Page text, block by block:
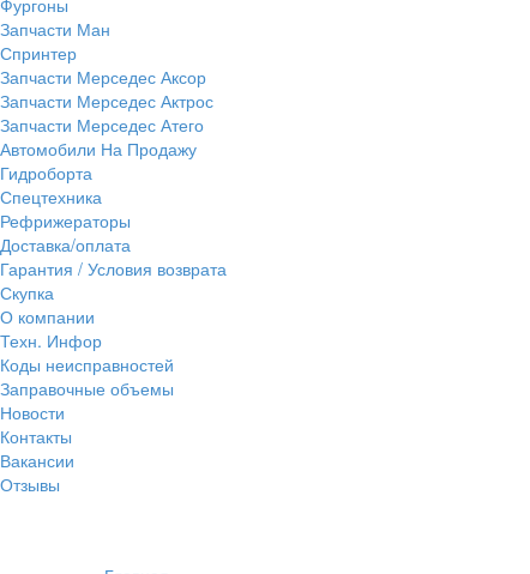
Запчасти Ман
Спринтер
Запчасти Мерседес Аксор
Запчасти Мерседес Актрос
Запчасти Мерседес Атего
Автомобили На Продажу
Гидроборта
Спецтехника
Рефрижераторы
Доставка/оплата
Гарантия / Условия возврата
Скупка
О компании
Техн. Инфор
Коды неисправностей
Заправочные объемы
Новости
Контакты
Вакансии
Отзывы